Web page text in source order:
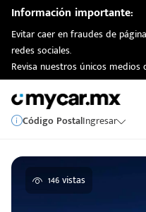
Información importante:
Evitar caer en fraudes de
redes sociales.
Revisa nuestros únicos
Código PostalIngresar
146 vistas